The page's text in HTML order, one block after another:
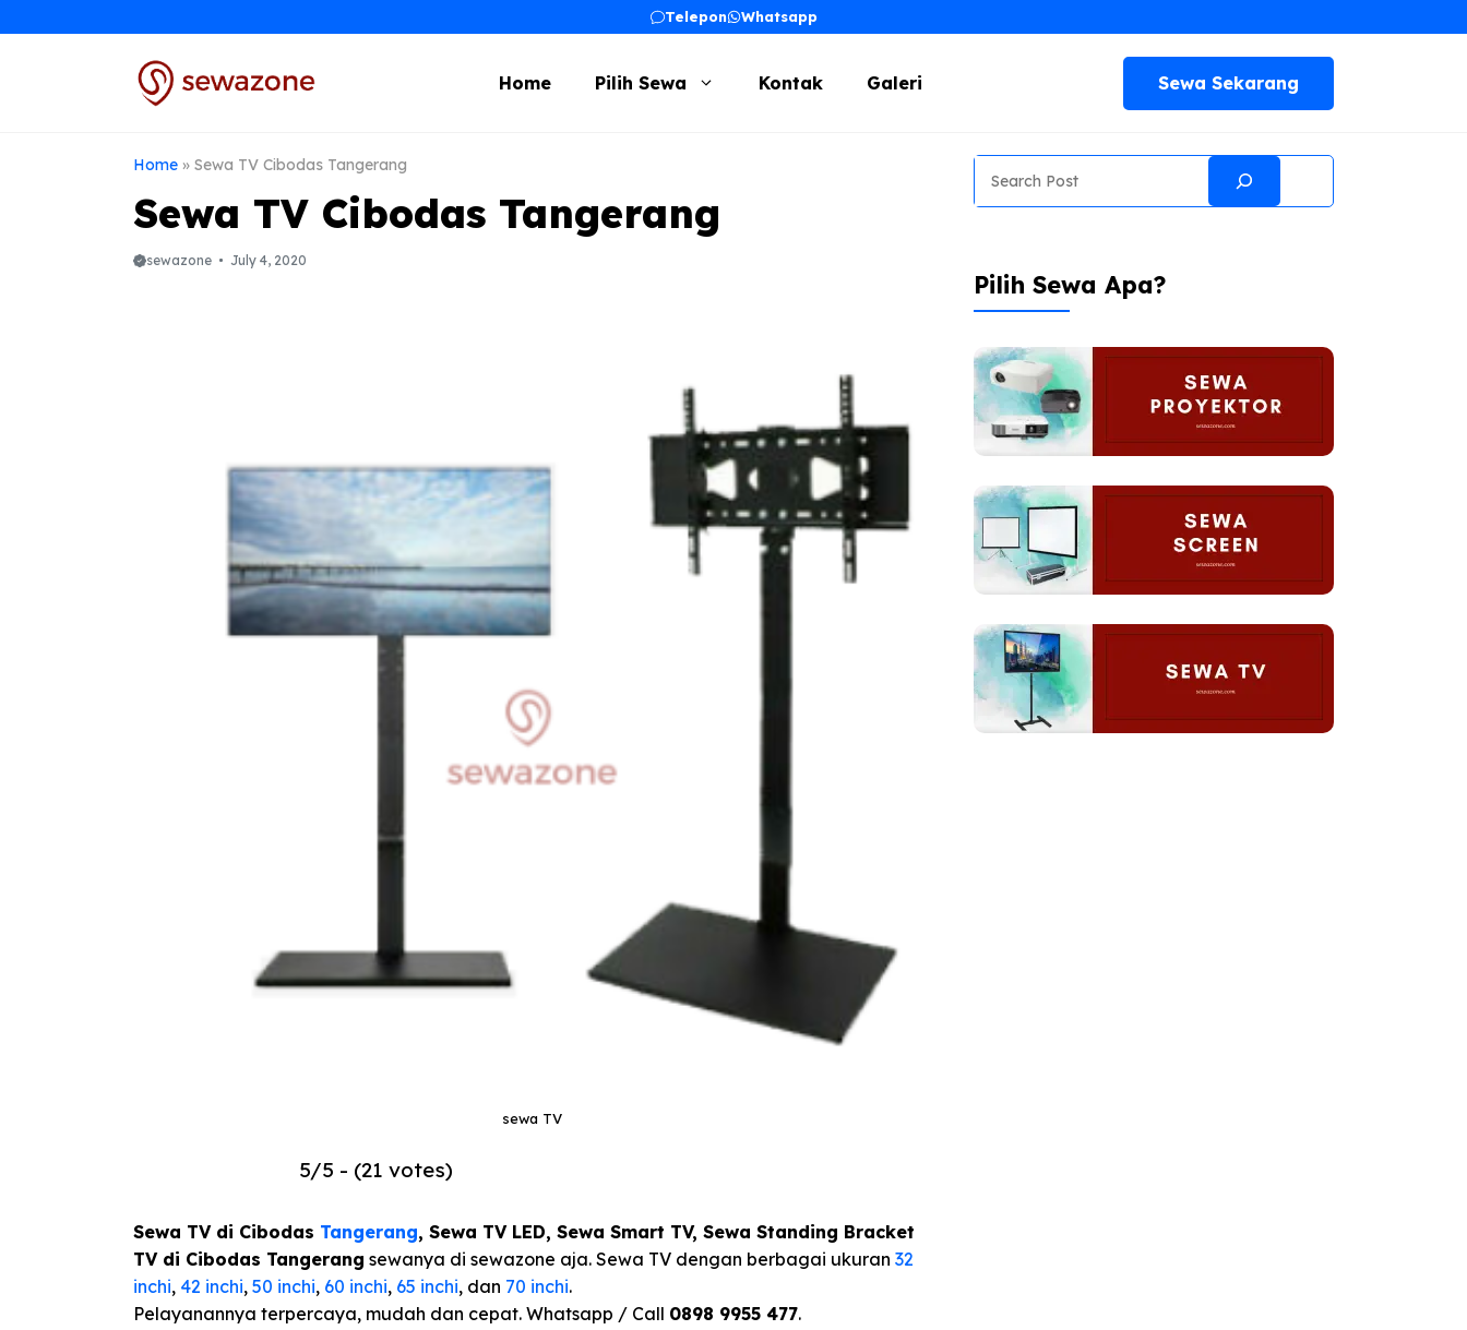
to
Telepon Whatsapp
Home Pilih Sewa Kontak Galeri Sewa Sekarang
Home » Sewa TV Cibodas Tangerang
Sewa TV Cibodas Tangerang
sewazone July 4, 2020
sewa TV
5/5 - (21 votes)
Sewa TV di Cibodas Tangerang, Sewa TV LED, Sewa Smart TV, Sewa Standing Bracket
TV di Cibodas Tangerang sewanya di sewazone aja. Sewa TV dengan berbagai ukuran 32
inchi, 42 inchi, 50 inchi, 60 inchi, 65 inchi, dan 70 inchi.
Pelayanannya terpercaya, mudah dan cepat. Whatsapp / Call 0898 9955 477.
Pilih Sewa Apa?